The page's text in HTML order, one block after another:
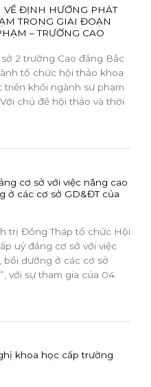
VỀ ĐỊNH HƯỚNG PHÁT
TRONG GIAI ĐOẠN
– TRƯỜNG CAO
sở 2 trường Cao đẳng Bắc
tổ chức hội thảo khoa
triển khối ngành sư phạm
chủ đề hội thảo và thời
cơ sở với việc nâng cao
ở các cơ sở GD&ĐT của
trị Đồng Tháp tổ chức Hội
uỷ đảng cơ sở với việc
bồi dưỡng ở các cơ sở
với sự tham gia của 04
khoa học cấp trường